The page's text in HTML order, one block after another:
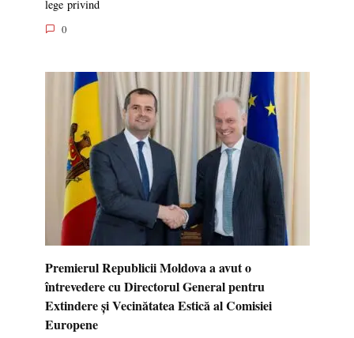
lege privind
0
Premierul Republicii Moldova a avut o
întrevedere cu Directorul General pentru
Extindere și Vecinătatea Estică al Comisiei
Europene